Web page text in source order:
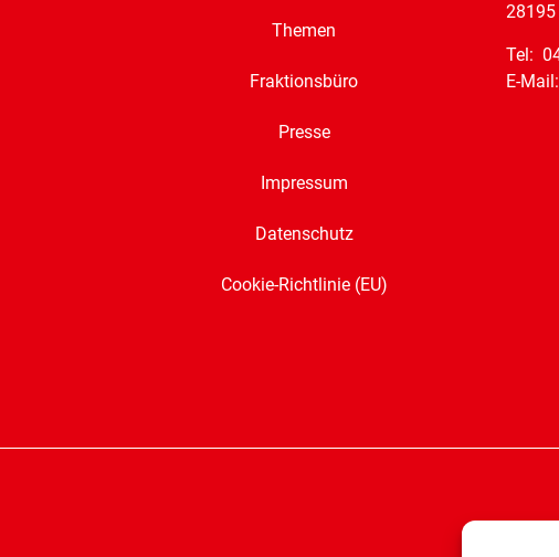
Themen
Fraktionsbüro
Presse
Impressum
Datenschutz
Cookie-Richtlinie (EU)
28195
Tel:
E-